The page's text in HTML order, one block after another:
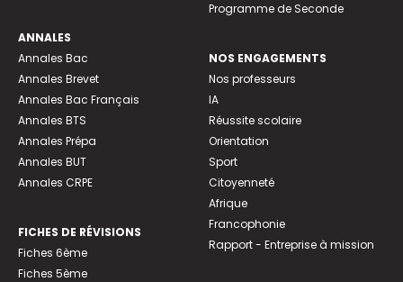
ANNALES
Annales Bac
Annales Brevet
Annales Bac Français
Annales BTS
Annales Prépa
Annales BUT
Annales CRPE
FICHES DE RÉVISIONS
Fiches 6ème
Fiches 5ème
Programme de Seconde
NOS ENGAGEMENTS
Nos professeurs
IA
Réussite scolaire
Orientation
Sport
Citoyenneté
Afrique
Francophonie
Rapport - Entreprise à mission